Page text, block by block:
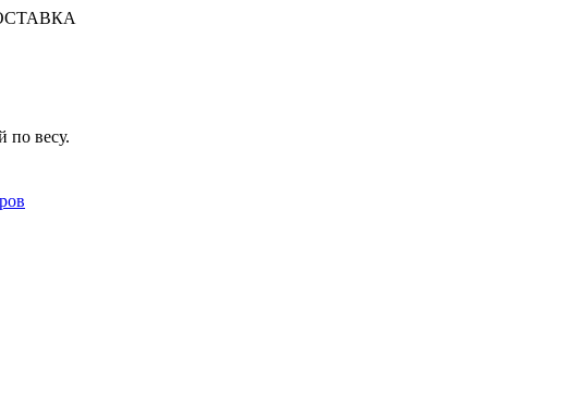
по весу.